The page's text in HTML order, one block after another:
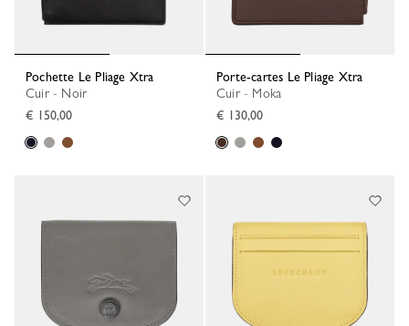
Pochette Le Pliage Xtra
Cuir - Noir
€ 150,00
Porte-cartes Le Pliage Xtra
Cuir - Moka
€ 130,00